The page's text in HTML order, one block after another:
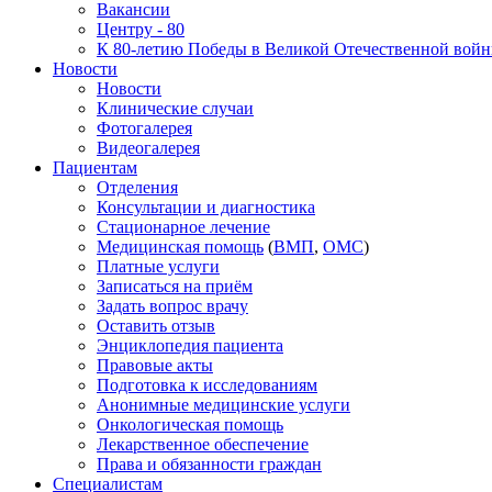
Вакансии
Центру - 80
К 80-летию Победы в Великой Отечественной
Новости
Новости
Клинические случаи
Фотогалерея
Видеогалерея
Пациентам
Отделения
Консультации и диагностика
Стационарное лечение
Медицинская помощь (ВМП, ОМС)
Платные услуги
Записаться на приём
Задать вопрос врачу
Оставить отзыв
Энциклопедия пациента
Правовые акты
Подготовка к исследованиям
Анонимные медицинские услуги
Онкологическая помощь
Лекарственное обеспечение
Права и обязанности граждан
Специалистам